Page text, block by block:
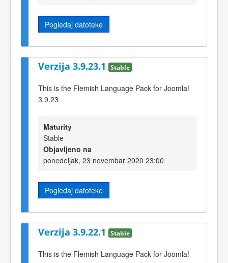
Pogledaj datoteke
Verzija 3.9.23.1 Stable
This is the Flemish Language Pack for Joomla!
3.9.23
Maturity
Stable
Objavljeno na
ponedeljak, 23 novembar 2020 23:00
Pogledaj datoteke
Verzija 3.9.22.1 Stable
This is the Flemish Language Pack for Joomla!